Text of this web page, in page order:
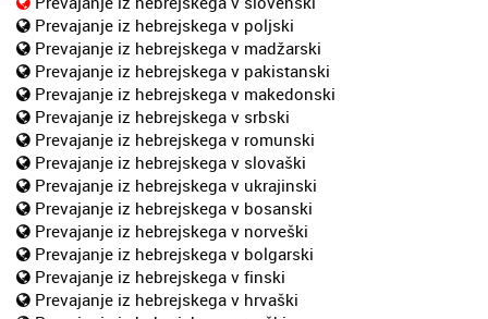
Prevajanje iz hebrejskega v poljski
Prevajanje iz hebrejskega v madžarski
Prevajanje iz hebrejskega v pakistanski
Prevajanje iz hebrejskega v makedonski
Prevajanje iz hebrejskega v srbski
Prevajanje iz hebrejskega v romunski
Prevajanje iz hebrejskega v slovaški
Prevajanje iz hebrejskega v ukrajinski
Prevajanje iz hebrejskega v bosanski
Prevajanje iz hebrejskega v norveški
Prevajanje iz hebrejskega v bolgarski
Prevajanje iz hebrejskega v finski
Prevajanje iz hebrejskega v hrvaški